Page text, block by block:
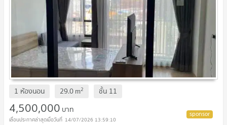
1 ห้องนอน 29.0m2 ชั้น 11
4,500,000 บาท
14/07/2026 13:59:10